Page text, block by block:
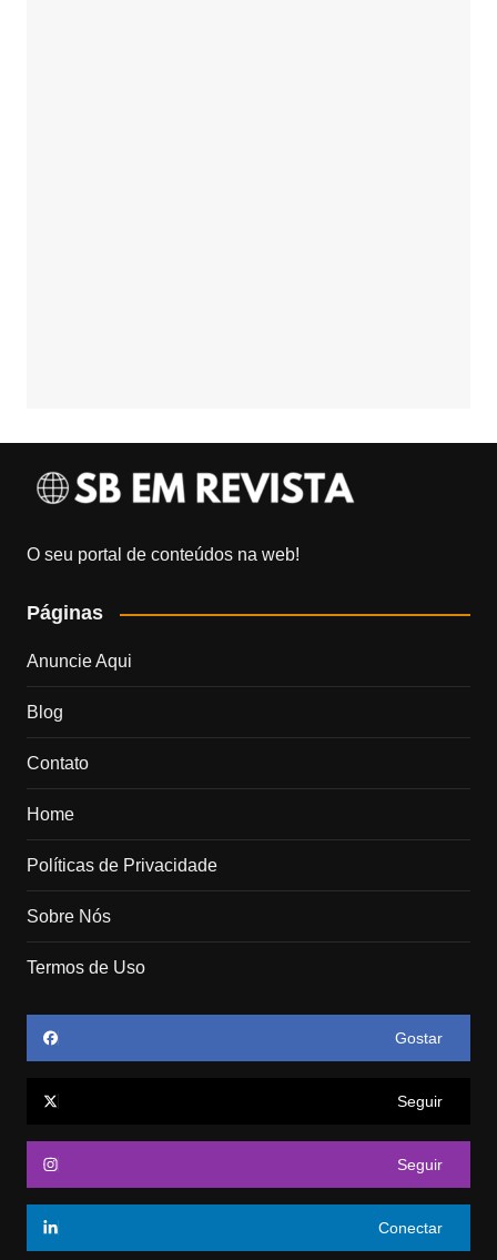
O seu portal de conteúdos na web!
Páginas
Anuncie Aqui
Blog
Contato
Home
Políticas de Privacidade
Sobre Nós
Termos de Uso
Gostar
Seguir
Seguir
Conectar